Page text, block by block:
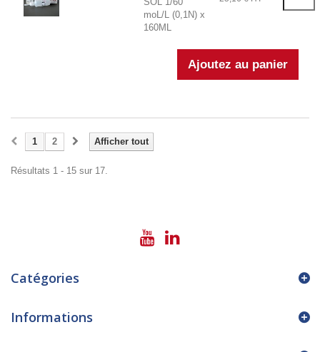
moL/L (0,1N) x
160ML
Afficher tout
1 2
Résultats 1 - 15 sur 17.
Catégories
Informations